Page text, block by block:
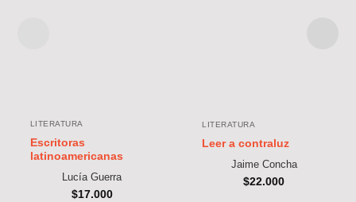
LITERATURA
Escritoras
latinoamericanas
Lucía Guerra
$17.000
LITERATURA
Leer a contraluz
Jaime Concha
$22.000